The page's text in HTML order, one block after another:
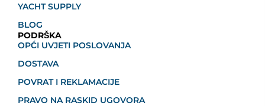
YACHT SUPPLY
BLOG
PODRŠKA
OPĆI UVJETI POSLOVANJA
DOSTAVA
POVRAT I REKLAMACIJE
PRAVO NA RASKID UGOVORA